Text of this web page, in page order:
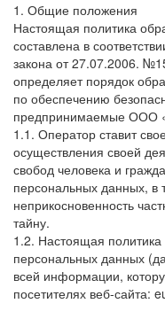
1. Общие положения
Настоящая политика
составлена в
закона от 27.07.2006.
определяет порядок
по обеспечению
предпринимаемые ООО
1.1. Оператор ставит
осуществления своей
свобод человека и
персональных данных, в
неприкосновенность
тайну.
1.2. Настоящая
персональных данных
всей информации,
посетителях веб-сайта: